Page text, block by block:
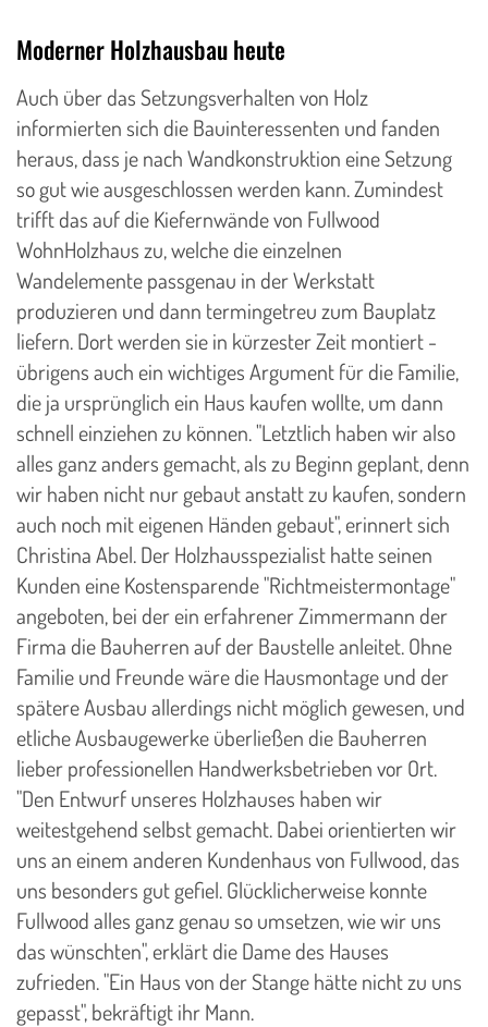
Moderner Holzhausbau heute
Auch über das Setzungsverhalten von Holz
informierten sich die Bauinteressenten und fanden
heraus, dass je nach Wandkonstruktion eine Setzung
so gut wie ausgeschlossen werden kann. Zumindest
trifft das auf die Kiefernwände von Fullwood
WohnHolzhaus zu, welche die einzelnen
Wandelemente passgenau in der Werkstatt
produzieren und dann termingetreu zum Bauplatz
liefern. Dort werden sie in kürzester Zeit montiert -
übrigens auch ein wichtiges Argument für die Familie,
die ja ursprünglich ein Haus kaufen wollte, um dann
schnell einziehen zu können. "Letztlich haben wir also
alles ganz anders gemacht, als zu Beginn geplant, denn
wir haben nicht nur gebaut anstatt zu kaufen, sondern
auch noch mit eigenen Händen gebaut", erinnert sich
Christina Abel. Der Holzhausspezialist hatte seinen
Kunden eine Kostensparende "Richtmeistermontage"
angeboten, bei der ein erfahrener Zimmermann der
Firma die Bauherren auf der Baustelle anleitet. Ohne
Familie und Freunde wäre die Hausmontage und der
spätere Ausbau allerdings nicht möglich gewesen, und
etliche Ausbaugewerke überließen die Bauherren
lieber professionellen Handwerksbetrieben vor Ort.
"Den Entwurf unseres Holzhauses haben wir
weitestgehend selbst gemacht. Dabei orientierten wir
uns an einem anderen Kundenhaus von Fullwood, das
uns besonders gut gefiel. Glücklicherweise konnte
Fullwood alles ganz genau so umsetzen, wie wir uns
das wünschten", erklärt die Dame des Hauses
zufrieden. "Ein Haus von der Stange hätte nicht zu uns
gepasst", bekräftigt ihr Mann.